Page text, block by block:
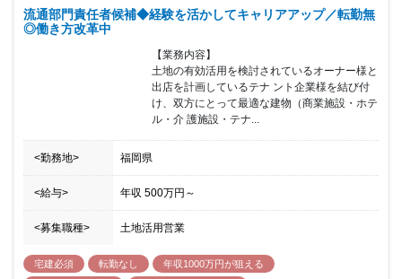
も重視する評価制度 ２．中途入社か新卒入社かによって有利・不利
が生まれない制度設計 ３．全体的な賃金向上 など、腰を据えて働
きやすい環境づくりに取り組んでいます。 （離職率1％台、平均勤
流通部門責任者候補◆経験を活かしてキャリアアップ／転勤無
◎働き方改革中
【業務内容】
土地の有効活用を検討されているオーナー様と
出店を計画しているテナ ント企業様を結び付
け、双方にとって最適な建物（商業施設・ホテ
ル・介 護施設・テナ...
<勤務地> 福岡県
<給与> 年収 500万円 ～
<募集職種> 土地活用営業
宅建必須 転勤なし
年収1000万円が狙える